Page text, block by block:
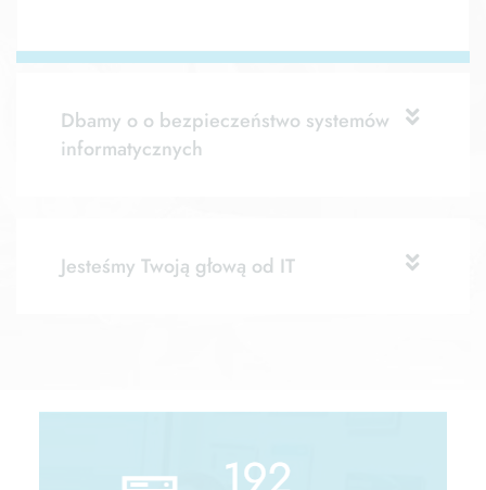
Dbamy o o bezpieczeństwo systemów
informatycznych
Jesteśmy Twoją głową od IT